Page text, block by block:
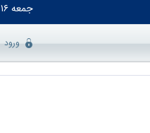
جمعه۱۶ اَمرداد ۱۴۰۵
ورود